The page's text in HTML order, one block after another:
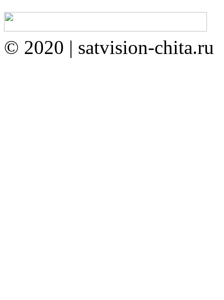
© 2020 | satvision-chita.ru